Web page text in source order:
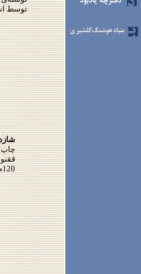
توسط
120صفحه. چاپ دوازدهم: 1380. چاپ سيزدهم: زمستان 1381